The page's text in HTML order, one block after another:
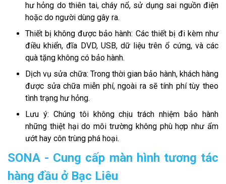
hư hỏng do thiên tai, cháy nổ, sử dụng sai nguồn điện
hoặc do người dùng gây ra.
Thiết bị không được bảo hành: Các thiết bị đi kèm như
điều khiển, đĩa DVD, USB, dữ liệu trên ổ cứng, và các
quà tặng không có bảo hành.
Dịch vụ sửa chữa: Trong thời gian bảo hành, khách hàng
được sửa chữa miễn phí, ngoài ra sẽ tính phí tùy theo
tình trạng hư hỏng.
Lưu ý: Chúng tôi không chịu trách nhiệm bảo hành
những thiệt hại do môi trường không phù hợp như ẩm
ướt hay côn trùng phá hoại.
SONA - Cung cấp màn hình tương tác
hàng đầu ở Bạc Liêu